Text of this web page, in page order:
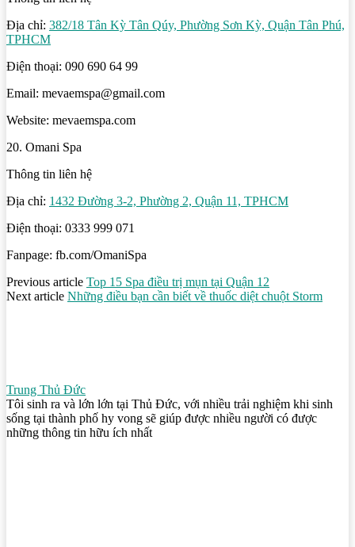
Địa chỉ: 382/18 Tân Kỳ Tân Qúy, Phường Sơn Kỳ, Quận Tân Phú,
TPHCM
Điện thoại: 090 690 64 99
Email: mevaemspa@gmail.com
Website: mevaemspa.com
20. Omani Spa
Thông tin liên hệ
Địa chỉ: 1432 Đường 3-2, Phường 2, Quận 11, TPHCM
Điện thoại: 0333 999 071
Fanpage: fb.com/OmaniSpa
Previous article Top 15 Spa điều trị mụn tại Quận 12
Next article Những điều bạn cần biết về thuốc diệt chuột Storm
Trung Thủ Đức
Tôi sinh ra và lớn lớn tại Thủ Đức, với nhiều trải nghiệm khi sinh
sống tại thành phố hy vong sẽ giúp được nhiều người có được
những thông tin hữu ích nhất